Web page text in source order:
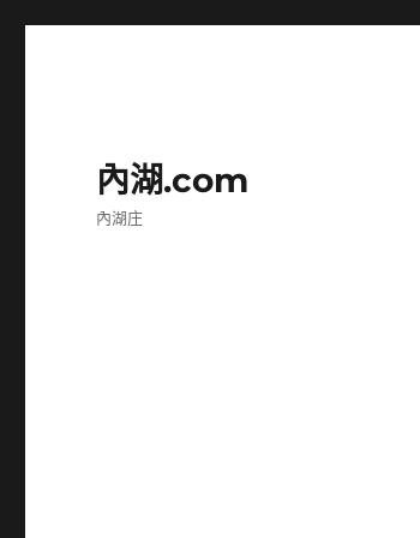
內湖.com
內湖庄